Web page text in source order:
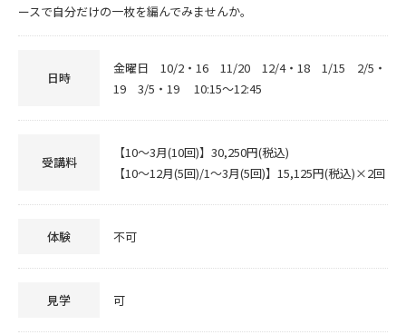
ースで自分だけの一枚を編んでみませんか。
日時
金曜日 10/2・16 11/20 12/4・18 1/15 2/5・
19 3/5・19 10:15～12:45
受講料
【10～3月(10回)】30,250円(税込)
【10～12月(5回)/1～3月(5回)】15,125円(税込)×2回
体験 不可
見学 可